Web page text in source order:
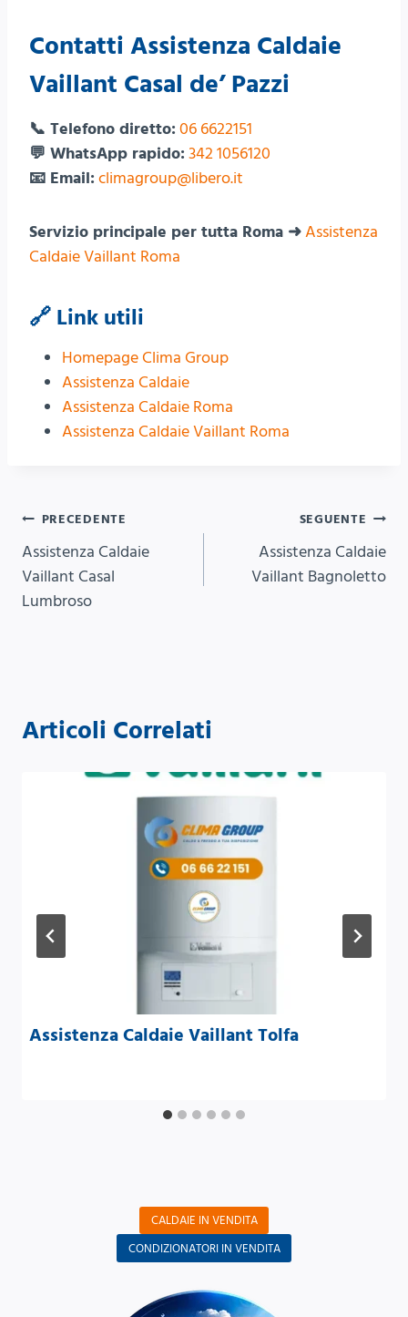
Contatti Assistenza Caldaie
Vaillant Casal de’ Pazzi
📞 Telefono diretto: 06 6622151
💬 WhatsApp rapido: 342 1056120
📧 Email: climagroup@libero.it
Servizio principale per tutta Roma ➜Assistenza
Caldaie Vaillant Roma
🔗 Link utili
Homepage Clima Group
Assistenza Caldaie
Assistenza Caldaie Roma
Assistenza Caldaie Vaillant Roma
Navigazione
articoli
PRECEDENTE
Assistenza Caldaie
Vaillant Casal
Lumbroso
SEGUENTE
Assistenza Caldaie
Vaillant Bagnoletto
Articoli Correlati
Assistenza Caldaie Vaillant Tolfa
CALDAIE IN VENDITA
CONDIZIONATORI IN VENDITA